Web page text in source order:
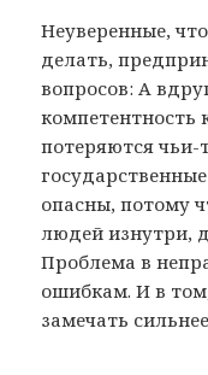
Неуверенные,
делать,
вопросов: А
компетентность
потеряются чьи-
опасны, потому
людей изнутри,
Проблема в
ошибкам. И в
замечать